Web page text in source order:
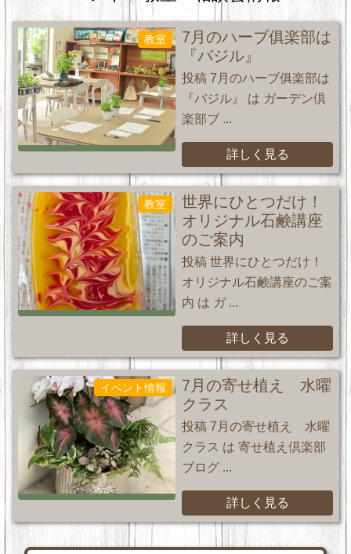
教室
7月のハーブ俱楽部は
『バジル』
投稿 7月のハーブ俱楽部は
『バジル』 は ガーデン倶
楽部ブ ...
詳しく見る
教室
世界にひとつだけ！
オリジナル石鹸講座
のご案内
投稿 世界にひとつだけ！
オリジナル石鹸講座のご案
内 は ガ ...
詳しく見る
イベント情報
7月の寄せ植え 水曜
クラス
投稿 7月の寄せ植え 水曜
クラス は 寄せ植え倶楽部
ブログ ...
詳しく見る